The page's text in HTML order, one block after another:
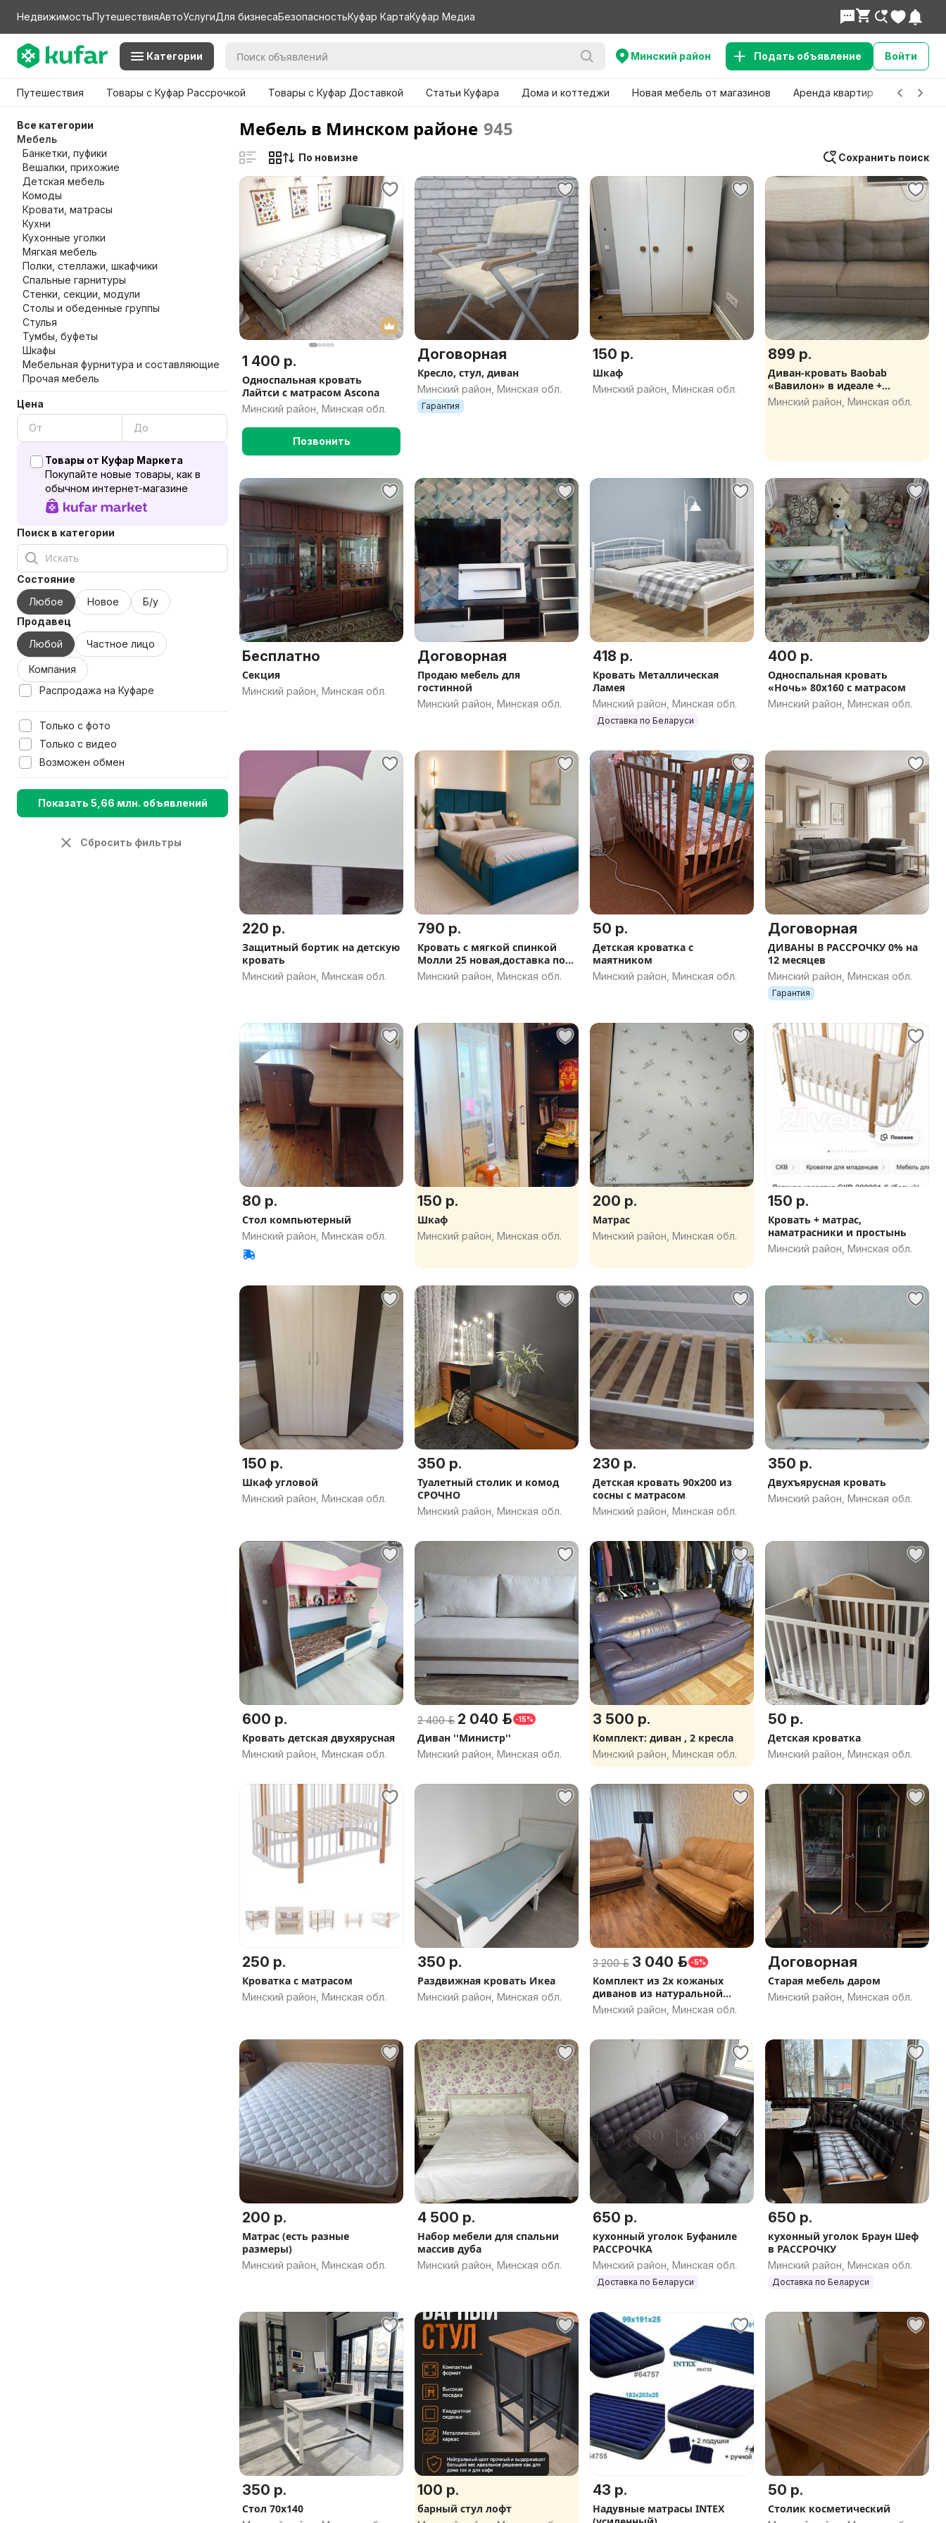
НедвижимостьПутешествияАвтоУслугиДля бизнесаБезопасностьКуфар КартаКуфар Медиа
Категории Минский район Подать объявление Войти
Путешествия Товары с Куфар Рассрочкой Товары с Куфар Доставкой Статьи Куфара Дома и коттеджи Новая мебель от магазинов Аренда квартир Детские
Все категории
Мебель
Банкетки, пуфики
Вешалки, прихожие
Детская мебель
Комоды
Кровати, матрасы
Кухни
Кухонные уголки
Мягкая мебель
Полки, стеллажи, шкафчики
Спальные гарнитуры
Стенки, секции, модули
Столы и обеденные группы
Стулья
Тумбы, буфеты
Шкафы
Мебельная фурнитура и составляющие
Прочая мебель
Цена
Товары от Куфар Маркета
Покупайте новые товары, как в
обычном интернет-магазине
Поиск в категории
Состояние
Любое
Новое
Б/у
Продавец
Любой
Частное лицо
Компания
Распродажа на Куфаре
Только с фото
Только с видео
Возможен обмен
Показать 5,66 млн. объявлений
Сбросить фильтры
Мебель в Минском районе 945
Сохранить поиск
По новизне
1 400 р.
Односпальная кровать
Лайтси с матрасом Ascona
Минский район, Минская обл.
Позвонить
Договорная
Кресло, стул, диван
Минский район, Минская обл.
Гарантия
150 р.
Шкаф
Минский район, Минская обл.
899 р.
Диван-кровать Baobab
«Вавилон» в идеале +
Химчистк
Минский район, Минская обл.
Бесплатно
Секция
Минский район, Минская обл.
Договорная
Продаю мебель для
гостинной
Минский район, Минская обл.
418 р.
Кровать Металлическая
Ламея
Минский район, Минская обл.
Доставка по Беларуси
400 р.
Односпальная кровать
«Ночь» 80х160 с матрасом
Минский район, Минская обл.
220 р.
Защитный бортик на детскую
кровать
Минский район, Минская обл.
790 р.
Кровать с мягкой спинкой
Молли 25 новая,доставка по
РБ.
Минский район, Минская обл.
50 р.
Детская кроватка с
маятником
Минский район, Минская обл.
Договорная
ДИВАНЫ В РАССРОЧКУ 0% на
12 месяцев
Минский район, Минская обл.
Гарантия
80 р.
Стол компьютерный
Минский район, Минская обл.
150 р.
Шкаф
Минский район, Минская обл.
200 р.
Матрас
Минский район, Минская обл.
150 р.
Кровать + матрас,
наматрасники и простынь
Минский район, Минская обл.
150 р.
Шкаф угловой
Минский район, Минская обл.
350 р.
Туалетный столик и комод
СРОЧНО
Минский район, Минская обл.
230 р.
Детская кровать 90х200 из
сосны с матрасом
Минский район, Минская обл.
350 р.
Двухъярусная кровать
Минский район, Минская обл.
600 р.
Кровать детская двухярусная
Минский район, Минская обл.
2 400 р. 2 040 р. -15%
Диван ''Министр''
Минский район, Минская обл.
3 500 р.
Комплект: диван , 2 кресла
Минский район, Минская обл.
50 р.
Детская кроватка
Минский район, Минская обл.
250 р.
Кроватка с матрасом
Минский район, Минская обл.
350 р.
Раздвижная кровать Икеа
Минский район, Минская обл.
3 200 р. 3 040 р. -5%
Комплект из 2х кожаных
диванов из натуральной
кожи
Минский район, Минская обл.
Договорная
Старая мебель даром
Минский район, Минская обл.
200 р.
Матрас (есть разные
размеры)
Минский район, Минская обл.
4 500 р.
Набор мебели для спальни
массив дуба
Минский район, Минская обл.
650 р.
кухонный уголок Буфаниле
РАССРОЧКА
Минский район, Минская обл.
Доставка по Беларуси
650 р.
кухонный уголок Браун Шеф
в РАССРОЧКУ
Минский район, Минская обл.
Доставка по Беларуси
350 р.
Стол 70х140
100 р.
барный стул лофт
43 р.
Надувные матрасы INTEX
50 р.
Столик косметический